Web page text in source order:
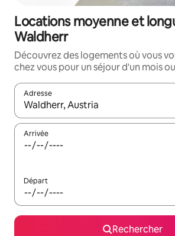
Locations moyenne et
Waldherr
Découvrez des logements où vous
chez vous pour un séjour d'un mois
Adresse
Lorsque les résultats s'affichent,
Arrivée
Départ
Rechercher